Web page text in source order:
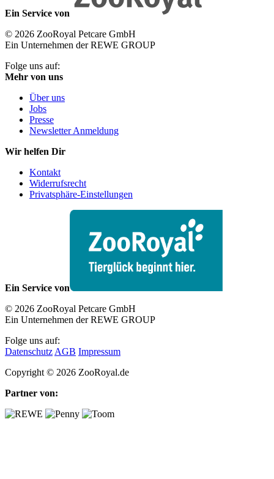
Ein Service von
© 2026 ZooRoyal Petcare GmbH
Ein Unternehmen der REWE GROUP
Folge uns auf:
Mehr von uns
Über uns
Jobs
Presse
Newsletter Anmeldung
Wir helfen Dir
Kontakt
Widerrufsrecht
Privatsphäre-Einstellungen
Ein Service von
© 2026 ZooRoyal Petcare GmbH
Ein Unternehmen der REWE GROUP
Folge uns auf:
Datenschutz AGB Impressum
Copyright © 2026 ZooRoyal.de
Partner von: